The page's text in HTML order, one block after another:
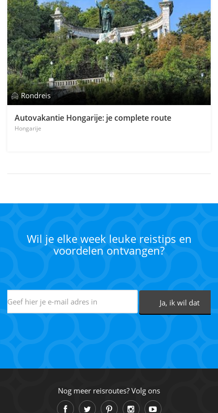
Rondreis
Autovakantie Hongarije: je complete route
Hongarije
Wil je elke week leuke reistips en
voordelen ontvangen?
Nog meer reisroutes? Volg ons